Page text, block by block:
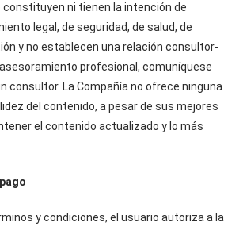
constituyen ni tienen la intención de
legal, de seguridad, de salud, de
y no establecen una relación consultor-
profesional, comuníquese
consultor. La Compañía no ofrece ninguna
del contenido, a pesar de sus mejores
el contenido actualizado y lo más
y condiciones, el usuario autoriza a la